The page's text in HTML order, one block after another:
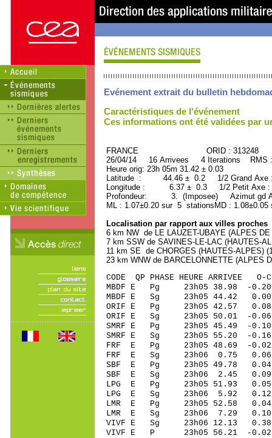
Evénement extrait du bulletin
Caractéristiques de l'événement
Ces informations ont été validées par
FRANCE ORID : 313248
26/04/14 16 Arrivees 4 Iterations RMS
Heure orig: 23h 05m 31.42 ± 0.03
Latitude : 44.46 ± 0.2 1/2 Grand
Longitude : 6.37 ± 0.3 1/2 Petit Axe
Profondeur: 3. (Imposee) Azimut gd
ML : 1.07±0.20 sur 5 stationsMD :
Localisation par rapport aux villes proches
6 km NW de LE LAUZET-UBAYE (ALPES
7 km SSW de SAVINES-LE-LAC (HAUTES-
11 km SE de CHORGES (HAUTES-ALPES)
23 km WNW de BARCELONNETTE (ALPES
CODE QP PHASE HEURE
MBDF E Pg 23h05 38.98 -
MBDF E Sg 23h05
ORIF E Pg 23h05 42.57
ORIF E Sg 23h05 50.01
SMRF E Pg 23h05 45.49 -
SMRF E Sg 23h05 55.20 -
FRF E Pg 23h05 48.69 -0.02
FRF E Sg 23h06 0.75
SBF E Pg 23h05 49.78 0.04
SBF E Sg 23h06 2.45
LPG E Pg 23h05 51.93 0.05
LPG E Sg 23h06 5.92
LMR E Pg 23h05 52.58 0.04
LMR E Sg 23h06 7.29
VIVF E Sg 23h06 12.13
VIVF E P 23h05 56.21 -0.02